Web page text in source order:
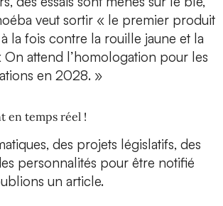
veut sortir « le premier produit
la fois contre la rouille jaune et la
attend l’homologation pour les
en 2028. »
en temps réel !
des projets législatifs, des
personnalités pour être notifié
un article.